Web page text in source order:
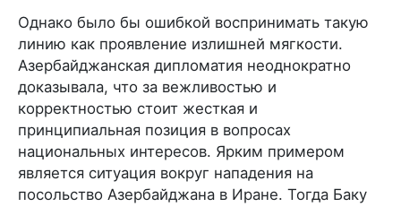
Однако было бы ошибкой воспринимать такую
линию как проявление излишней мягкости.
Азербайджанская дипломатия неоднократно
доказывала, что за вежливостью и
корректностью стоит жесткая и
принципиальная позиция в вопросах
национальных интересов. Ярким примером
является ситуация вокруг нападения на
посольство Азербайджана в Иране. Тогда Баку